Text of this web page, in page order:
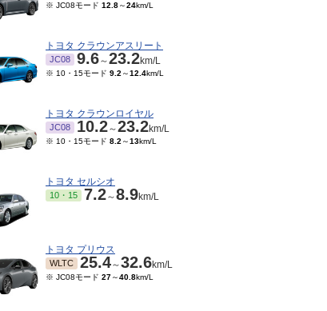
※ JC08モード 12.8～24km/L
トヨタ クラウンアスリート
JC08 9.6～23.2km/L
※ 10・15モード 9.2 ～12.4km/L
トヨタ クラウンロイヤル
JC08 10.2～23.2km/L
※ 10・15モード 8.2 ～13km/L
トヨタ セルシオ
10・15 7.2～8.9km/L
トヨタ プリウス
WLTC 25.4～32.6km/L
※ JC08モード 27～40.8km/L